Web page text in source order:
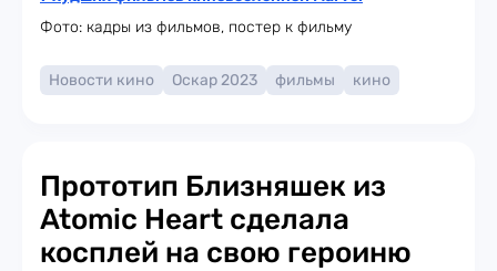
Фото: кадры из фильмов, постер к фильму
Новости кино Оскар 2023 фильмы кино
Прототип Близняшек из
Atomic Heart сделала
косплей на свою героиню